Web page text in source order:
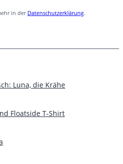
in der Datenschutzerklärung.
Luna, die Krähe
Floatside T-Shirt